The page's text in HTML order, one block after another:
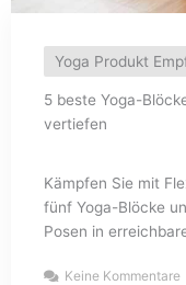
Yoga Produkt
5 beste Yoga-
vertiefen
Kämpfen Sie mit
fünf Yoga-Blöcke
Posen in
Keine Kommentare